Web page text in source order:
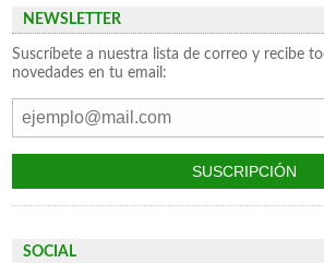
NEWSLETTER
Suscríbete a nuestra lista de correo y recibe
novedades en tu email:
SOCIAL